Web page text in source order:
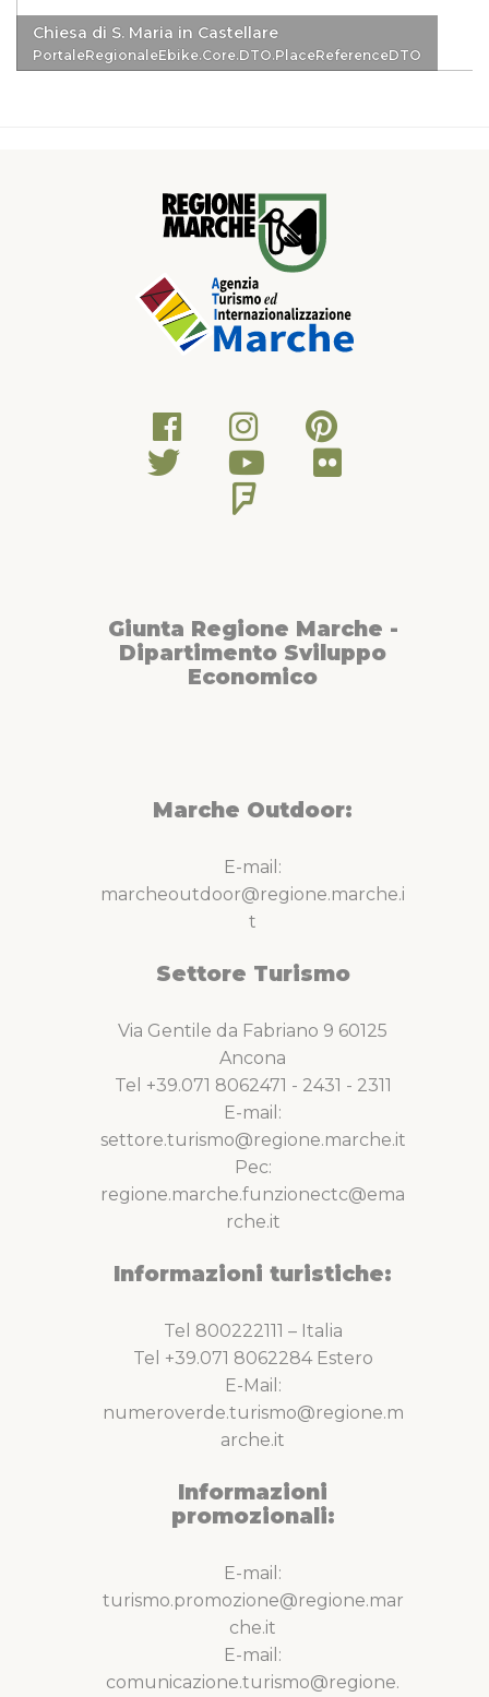
Chiesa di S. Maria in Castellare
PortaleRegionaleEbike.Core.DTO.PlaceReferenceDTO
Giunta Regione Marche -
Dipartimento Sviluppo
Economico
Marche Outdoor:
E-mail:
marcheoutdoor@regione.marche.i
t
Settore Turismo
Via Gentile da Fabriano 9 60125
Ancona
Tel +39.071 8062471 - 2431 - 2311
E-mail:
settore.turismo@regione.marche.it
Pec:
regione.marche.funzionectc@ema
rche.it
Informazioni turistiche:
Tel 800222111 – Italia
Tel +39.071 8062284 Estero
E-Mail:
numeroverde.turismo@regione.m
arche.it
Informazioni
promozionali:
E-mail:
turismo.promozione@regione.mar
che.it
E-mail:
comunicazione.turismo@regione.